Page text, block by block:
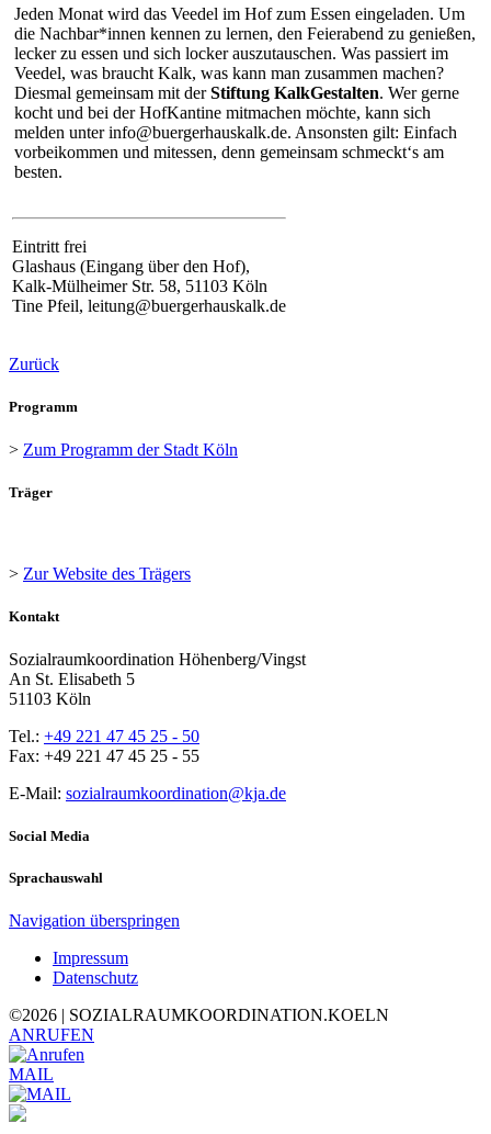
Jeden Monat wird das Veedel im Hof zum Essen eingeladen. Um
die Nachbar*innen kennen zu lernen, den Feierabend zu genießen,
lecker zu essen und sich locker auszutauschen. Was passiert im
Veedel, was braucht Kalk, was kann man zusammen machen?
Diesmal gemeinsam mit derStiftung KalkGestalten. Wer gerne
kocht und bei der HofKantine mitmachen möchte, kann sich
melden unter info@buergerhauskalk.de. Ansonsten gilt: Einfach
vorbeikommen und mitessen, denn gemeinsam schmeckt‘s am
besten.
Eintritt frei
Glashaus (Eingang über den Hof),
Kalk-Mülheimer Str. 58, 51103 Köln
Tine Pfeil, leitung@buergerhauskalk.de
Zurück
Programm
> Zum Programm der Stadt Köln
Träger
> Zur Website des Trägers
Kontakt
Sozialraumkoordination Höhenberg/Vingst
An St. Elisabeth 5
51103 Köln
Tel.: +49 221 47 45 25 - 50
Fax: +49 221 47 45 25 - 55
E-Mail: sozialraumkoordination@kja.de
Social Media
Sprachauswahl
Navigation überspringen
Impressum
Datenschutz
©2026 | SOZIALRAUMKOORDINATION.KOELN
ANRUFEN
MAIL